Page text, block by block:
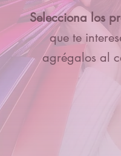
Selecciona los
que te
agrégalos al